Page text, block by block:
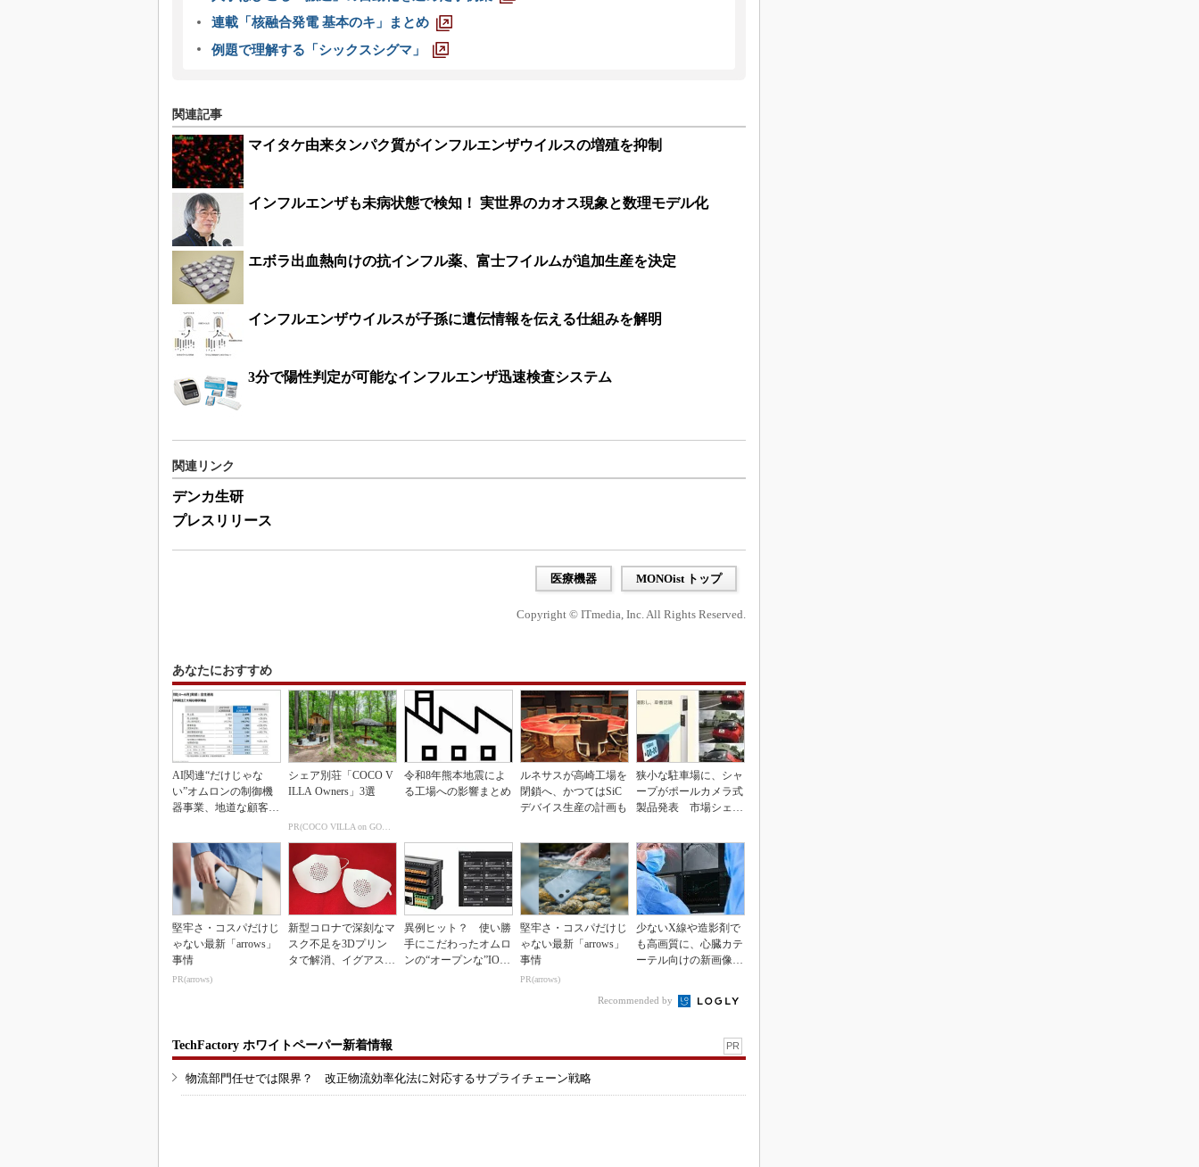
連載「核融合発電 基本のキ」まとめ
例題で理解する「シックスシグマ」
関連記事
マイタケ由来タンパク質がインフルエンザウイルスの増殖を抑制
インフルエンザも未病状態で検知！ 実世界のカオス現象と数理モデル化
エボラ出血熱向けの抗インフル薬、富士フイルムが追加生産を決定
インフルエンザウイルスが子孫に遺伝情報を伝える仕組みを解明
3分で陽性判定が可能なインフルエンザ迅速検査システム
関連リンク
デンカ生研
プレスリリース
医療機器 MONOist トップ
Copyright © ITmedia, Inc. All Rights Reserved.
あなたにおすすめ
AI関連“だけじゃな
い”オムロンの制御機
器事業、地道な顧客基
シェア別荘「COCO V
ILLA Owners」3選
PR(COCO VILLA on GOETHE)
令和8年熊本地震によ
る工場への影響まとめ
ルネサスが高崎工場を
閉鎖へ、かつてはSiC
デバイス生産の計画も
狭小な駐車場に、シャ
ープがポールカメラ式
製品発表 市場シェア
堅牢さ・コスパだけじ
ゃない最新「arrows」
事情
PR(arrows)
新型コロナで深刻なマ
スク不足を3Dプリン
タで解消、イグアスが
異例ヒット？ 使い勝
手にこだわったオムロ
ンの“オープンな”IO-L
堅牢さ・コスパだけじ
ゃない最新「arrows」
事情
PR(arrows)
少ないX線や造影剤で
も高画質に、心臓カテ
ーテル向けの新画像技
Recommended by
TechFactory ホワイトペーパー新着情報 PR
物流部門任せでは限界？ 改正物流効率化法に対応するサプライチェーン戦略